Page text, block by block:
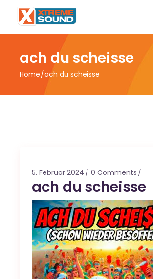
ach du scheisse
Home ach du scheisse
5. Februar 2024 0 Comments
ach du scheisse